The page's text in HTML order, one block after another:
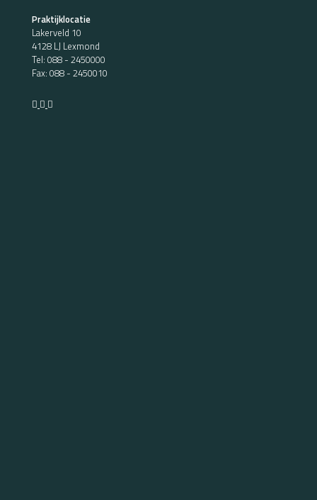
Praktijklocatie
Lakerveld 10
4128 LJ Lexmond
Tel: 088 - 2450000
Fax: 088 - 2450010